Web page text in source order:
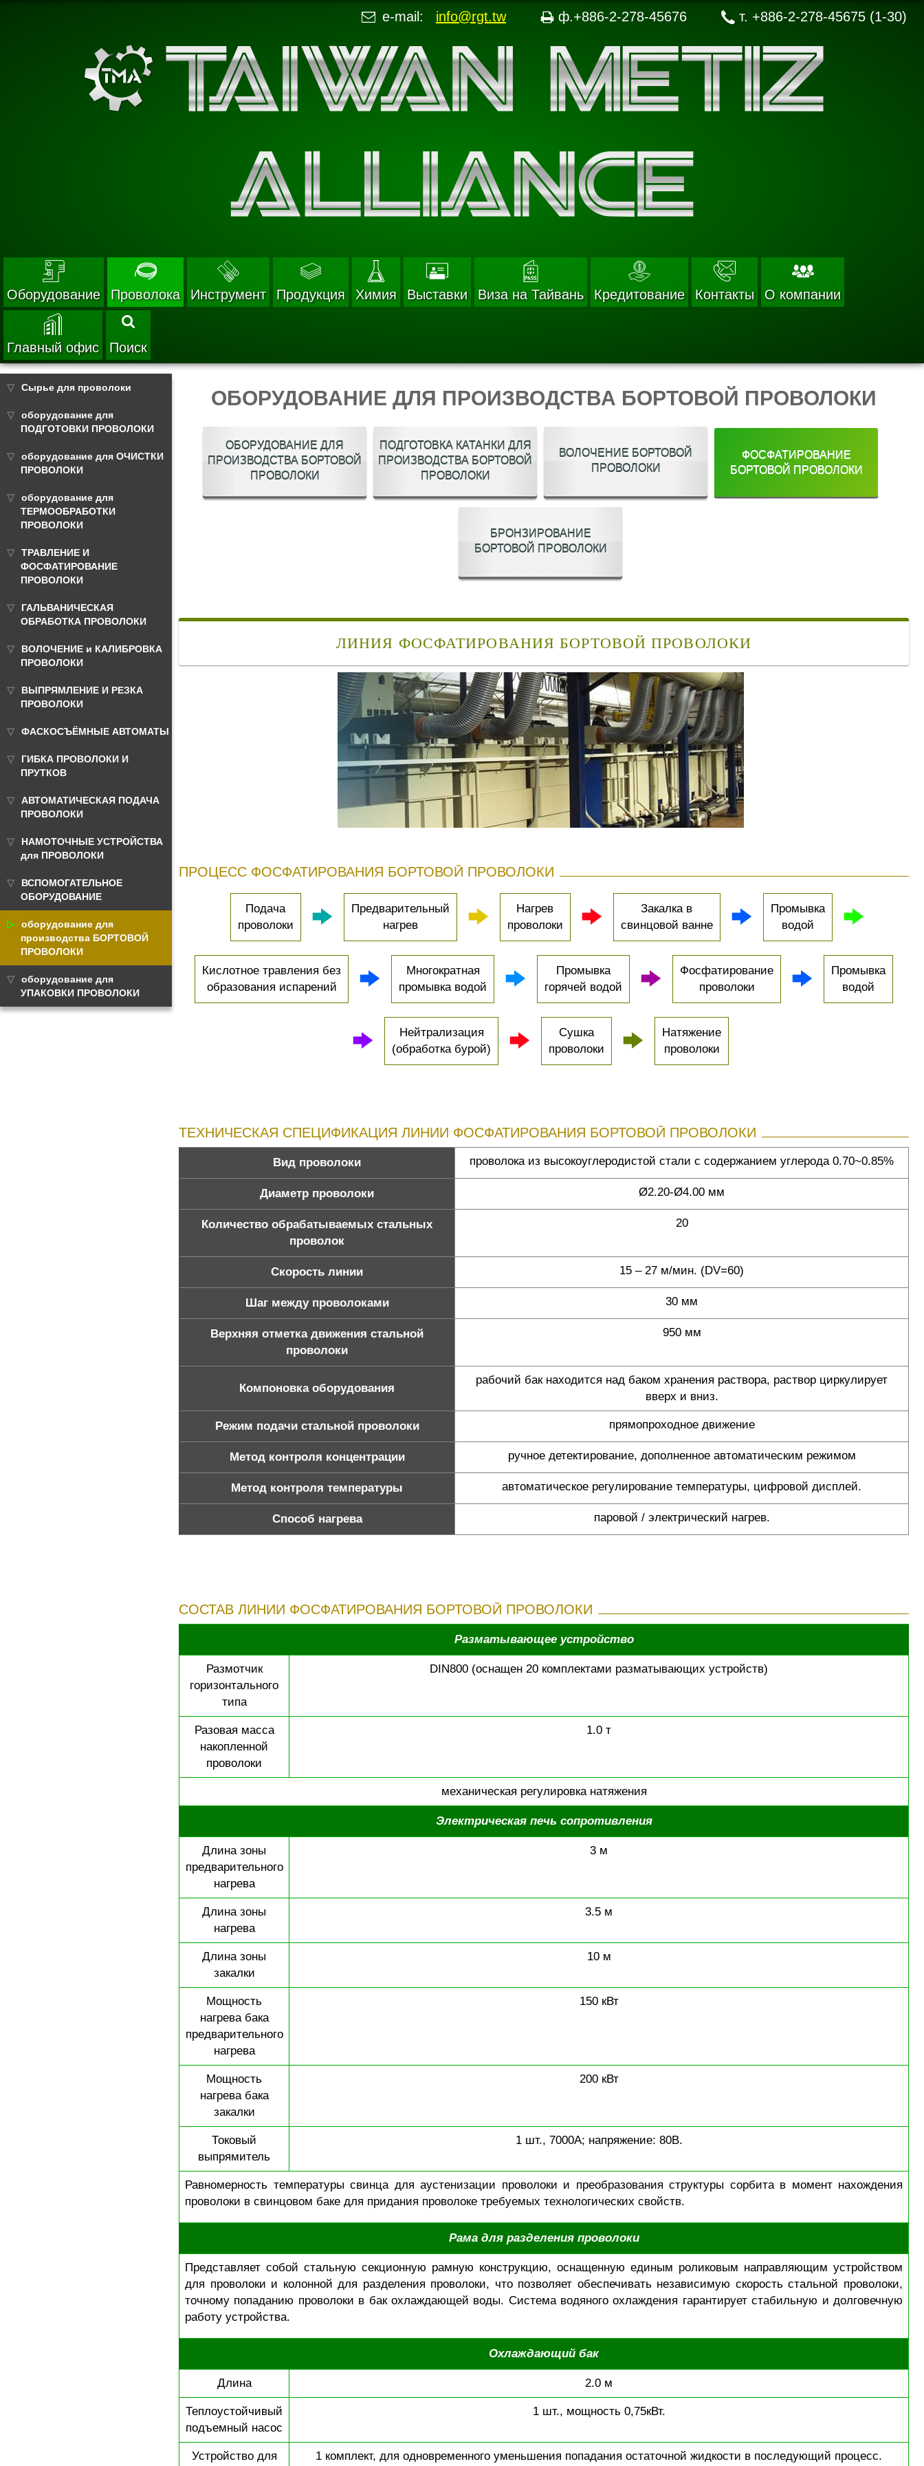
т. +886-2-278-45675 (1-30)
ф.+886-2-278-45676
e-mail: info@rgt.tw
Оборудование Проволока Инструмент Продукция Химия Выставки Виза на Тайвань Кредитование Контакты О компании
Главный офис Поиск
Сырье для проволоки
оборудование для
ПОДГОТОВКИ ПРОВОЛОКИ
оборудование для ОЧИСТКИ
ПРОВОЛОКИ
оборудование для
ТЕРМООБРАБОТКИ
ПРОВОЛОКИ
ТРАВЛЕНИЕ И
ФОСФАТИРОВАНИЕ
ПРОВОЛОКИ
ГАЛЬВАНИЧЕСКАЯ
ОБРАБОТКА ПРОВОЛОКИ
ВОЛОЧЕНИЕ и КАЛИБРОВКА
ПРОВОЛОКИ
ВЫПРЯМЛЕНИЕ И РЕЗКА
ПРОВОЛОКИ
ФАСКОСЪЁМНЫЕ АВТОМАТЫ
ГИБКА ПРОВОЛОКИ И
ПРУТКОВ
АВТОМАТИЧЕСКАЯ ПОДАЧА
ПРОВОЛОКИ
НАМОТОЧНЫЕ УСТРОЙСТВА
для ПРОВОЛОКИ
ВСПОМОГАТЕЛЬНОЕ
ОБОРУДОВАНИЕ
оборудование для
производства БОРТОВОЙ
ПРОВОЛОКИ
оборудование для
УПАКОВКИ ПРОВОЛОКИ
ОБОРУДОВАНИЕ ДЛЯ ПРОИЗВОДСТВА БОРТОВОЙ ПРОВОЛОКИ
ОБОРУДОВАНИЕ ДЛЯ
ПРОИЗВОДСТВА БОРТОВОЙ
ПРОВОЛОКИ
ПОДГОТОВКА КАТАНКИ ДЛЯ
ПРОИЗВОДСТВА БОРТОВОЙ
ПРОВОЛОКИ
ВОЛОЧЕНИЕ БОРТОВОЙ
ПРОВОЛОКИ
ФОСФАТИРОВАНИЕ
БОРТОВОЙ ПРОВОЛОКИ
БРОНЗИРОВАНИЕ
БОРТОВОЙ ПРОВОЛОКИ
ЛИНИЯ ФОСФАТИРОВАНИЯ БОРТОВОЙ ПРОВОЛОКИ
ПРОЦЕСС ФОСФАТИРОВАНИЯ БОРТОВОЙ ПРОВОЛОКИ
Подача
проволоки
Предварительный
нагрев
Нагрев
проволоки
Закалка в
свинцовой ванне
Промывка
водой
Кислотное травления без
образования испарений
Многократная
промывка водой
Промывка
горячей водой
Фосфатирование
проволоки
Промывка
водой
Нейтрализация
(обработка бурой)
Сушка
проволоки
Натяжение
проволоки
ТЕХНИЧЕСКАЯ СПЕЦИФИКАЦИЯ ЛИНИИ ФОСФАТИРОВАНИЯ БОРТОВОЙ ПРОВОЛОКИ
Вид проволоки проволока из высокоуглеродистой стали с содержанием углерода 0.70~0.85%
Диаметр проволоки Ø2.20-Ø4.00 мм
Количество обрабатываемых стальных
проволок
20
Скорость линии 15 – 27 м/мин. (DV=60)
Шаг между проволоками 30 мм
Верхняя отметка движения стальной
проволоки
950 мм
Компоновка оборудования
рабочий бак находится над баком хранения раствора, раствор циркулирует
вверх и вниз.
Режим подачи стальной проволоки прямопроходное движение
Метод контроля концентрации ручное детектирование, дополненное автоматическим режимом
Метод контроля температуры автоматическое регулирование температуры, цифровой дисплей.
Способ нагрева паровой / электрический нагрев.
СОСТАВ ЛИНИИ ФОСФАТИРОВАНИЯ БОРТОВОЙ ПРОВОЛОКИ
Разматывающее устройство
Размотчик
горизонтального
типа
DIN800 (оснащен 20 комплектами разматывающих устройств)
Разовая масса
накопленной
проволоки
1.0 т
механическая регулировка натяжения
Электрическая печь сопротивления
Длина зоны
предварительного
нагрева
3 м
Длина зоны
нагрева
3.5 м
Длина зоны
закалки
10 м
Мощность
нагрева бака
предварительного
нагрева
150 кВт
Мощность
нагрева бака
закалки
200 кВт
Токовый
выпрямитель
1 шт., 7000A; напряжение: 80В.
Равномерность температуры свинца для аустенизации проволоки и преобразования структуры сорбита в момент нахождения
проволоки в свинцовом баке для придания проволоке требуемых технологических свойств.
Рама для разделения проволоки
Представляет собой стальную секционную рамную конструкцию, оснащенную единым роликовым направляющим устройством
для проволоки и колонной для разделения проволоки, что позволяет обеспечивать независимую скорость стальной проволоки,
точному попаданию проволоки в бак охлаждающей воды. Система водяного охлаждения гарантирует стабильную и долговечную
работу устройства.
Охлаждающий бак
Длина 2.0 м
Теплоустойчивый
подъемный насос
1 шт., мощность 0,75кВт.
Устройство для 1 комплект, для одновременного уменьшения попадания остаточной жидкости в последующий процесс.